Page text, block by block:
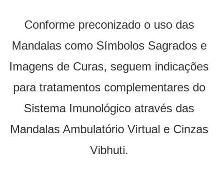
Conforme preconizado o uso das
Mandalas como Símbolos Sagrados e
Imagens de Curas, seguem indicações
para tratamentos complementares do
Sistema Imunológico através das
Mandalas Ambulatório Virtual e Cinzas
Vibhuti.